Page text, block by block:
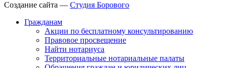
Создание сайта — Студия Борового
Гражданам
Акции по бесплатному консультированию
Правовое просвещение
Найти нотариуса
Территориальные нотариальные палаты